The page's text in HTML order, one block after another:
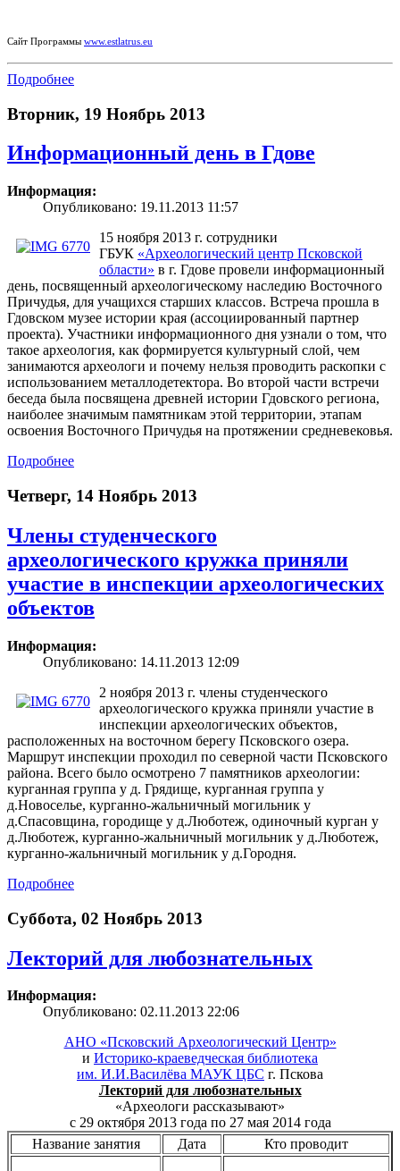
Сайт Программы www.estlatrus.eu
Подробнее
Вторник, 19 Ноябрь 2013
Информационный день в Гдове
Информация:
Опубликовано: 19.11.2013 11:57
15 ноября 2013 г. сотрудники
ГБУК «Археологический центр Псковской
области» в г. Гдове провели информационный
день, посвященный археологическому наследию Восточного
Причудья, для учащихся старших классов. Встреча прошла в
Гдовском музее истории края (ассоциированный партнер
проекта). Участники информационного дня узнали о том, что
такое археология, как формируется культурный слой, чем
занимаются археологи и почему нельзя проводить раскопки с
использованием металлодетектора. Во второй части встречи
беседа была посвящена древней истории Гдовского региона,
наиболее значимым памятникам этой территории, этапам
освоения Восточного Причудья на протяжении средневековья.
Подробнее
Четверг, 14 Ноябрь 2013
Члены студенческого
археологического кружка приняли
участие в инспекции археологических
объектов
Информация:
Опубликовано: 14.11.2013 12:09
2 ноября 2013 г. члены студенческого
археологического кружка приняли участие в
инспекции археологических объектов,
расположенных на восточном берегу Псковского озера.
Маршрут инспекции проходил по северной части Псковского
района. Всего было осмотрено 7 памятников археологии:
курганная группа у д. Грядище, курганная группа у
д.Новоселье, курганно-жальничный могильник у
д.Спасовщина, городище у д.Люботеж, одиночный курган у
д.Люботеж, курганно-жальничный могильник у д.Люботеж,
курганно-жальничный могильник у д.Городня.
Подробнее
Суббота, 02 Ноябрь 2013
Лекторий для любознательных
Информация:
Опубликовано: 02.11.2013 22:06
АНО «Псковский Археологический Центр»
и Историко-краеведческая библиотека
им. И.И.Василёва МАУК ЦБС г. Пскова
Лекторий для любознательных
«Археологи рассказывают»
с 29 октября 2013 года по 27 мая 2014 года
Название занятия
Дата Кто проводит